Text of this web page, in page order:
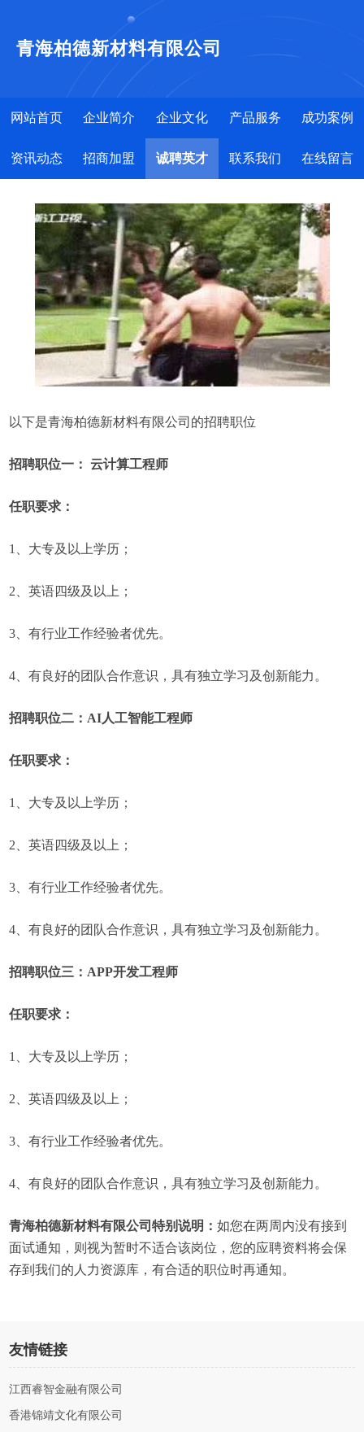
青海柏德新材料有限公司
网站首页 企业简介 企业文化 产品服务 成功案例
资讯动态 招商加盟 诚聘英才 联系我们 在线留言
以下是青海柏德新材料有限公司的招聘职位
招聘职位一： 云计算工程师
任职要求：
1、大专及以上学历；
2、英语四级及以上；
3、有行业工作经验者优先。
4、有良好的团队合作意识，具有独立学习及创新能力。
招聘职位二：AI人工智能工程师
任职要求：
1、大专及以上学历；
2、英语四级及以上；
3、有行业工作经验者优先。
4、有良好的团队合作意识，具有独立学习及创新能力。
招聘职位三：APP开发工程师
任职要求：
1、大专及以上学历；
2、英语四级及以上；
3、有行业工作经验者优先。
4、有良好的团队合作意识，具有独立学习及创新能力。
青海柏德新材料有限公司特别说明：如您在两周内没有接到
面试通知，则视为暂时不适合该岗位，您的应聘资料将会保
存到我们的人力资源库，有合适的职位时再通知。
友情链接
江西睿智金融有限公司
香港锦靖文化有限公司